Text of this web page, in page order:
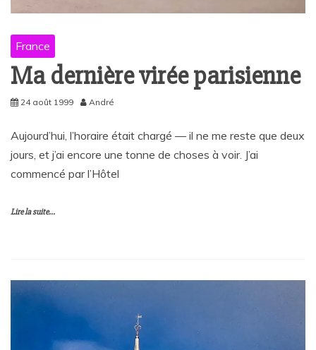
France
Ma dernière virée parisienne
24 août 1999 André
Aujourd’hui, l’horaire était chargé — il ne me reste que deux
jours, et j’ai encore une tonne de choses à voir. J’ai
commencé par l’Hôtel
Lire la suite...